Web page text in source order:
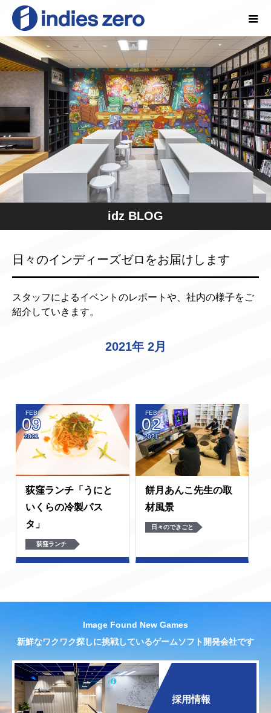
idz BLOG
日々のインディーズゼロをお届けします
スタッフによるイベントのレポートや、社内の様子をご
紹介していきます。
2021年 2月
FEB
09
2021
荻窪ランチ「うにと
いくらの冷製パス
タ」
荻窪ランチ
FEB
02
2021
餅月あんこ先生の取
材風景
日々のできごと
Image Found New Games
新鮮なワクワク探しに挑戦しているゲームソフト開発会社です
採用情報